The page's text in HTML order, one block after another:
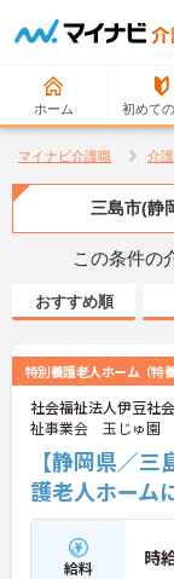
ホーム 初めて
マイナビ介護職 介
三島市(静
この条件の
おすすめ順
特別養護老人ホーム（特養
社会福祉法人伊豆社
祉事業会 玉じゅ園
【静岡県／
護老人ホーム
給料 時